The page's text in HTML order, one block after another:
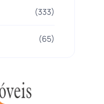
(333)
(65)